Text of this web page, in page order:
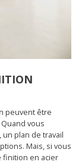
peuvent être
vous
plan de travail
Mais, si vous
finition en acier